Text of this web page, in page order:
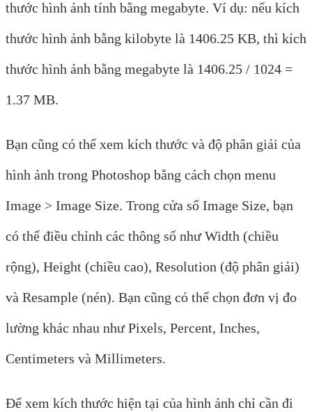
thước hình ảnh tính bằng megabyte. Ví dụ: nếu kích
thước hình ảnh bằng kilobyte là 1406.25 KB, thì kích
thước hình ảnh bằng megabyte là 1406.25 / 1024 =
1.37 MB.
Bạn cũng có thể xem kích thước và độ phân giải của
hình ảnh trong Photoshop bằng cách chọn menu
Image > Image Size. Trong cửa sổ Image Size, bạn
có thể điều chỉnh các thông số như Width (chiều
rộng), Height (chiều cao), Resolution (độ phân giải)
và Resample (nén). Bạn cũng có thể chọn đơn vị đo
lường khác nhau như Pixels, Percent, Inches,
Centimeters và Millimeters.
Để xem kích thước hiện tại của hình ảnh chỉ cần đi